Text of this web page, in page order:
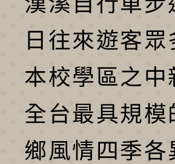
日往來遊客眾
本校學區之
全台最具規
鄉風情四季